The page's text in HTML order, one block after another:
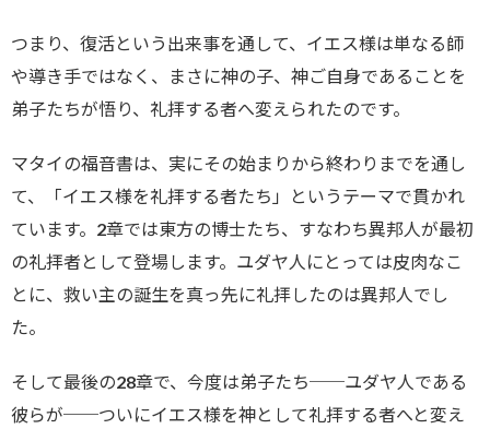
つまり、復活という出来事を通して、イエス様は単なる師
や導き手ではなく、まさに神の子、神ご自身であることを
弟子たちが悟り、礼拝する者へ変えられたのです。
マタイの福音書は、実にその始まりから終わりまでを通し
て、「イエス様を礼拝する者たち」というテーマで貫かれ
ています。2章では東方の博士たち、すなわち異邦人が最初
の礼拝者として登場します。ユダヤ人にとっては皮肉なこ
とに、救い主の誕生を真っ先に礼拝したのは異邦人でし
た。
そして最後の28章で、今度は弟子たち──ユダヤ人である
彼らが──ついにイエス様を神として礼拝する者へと変え